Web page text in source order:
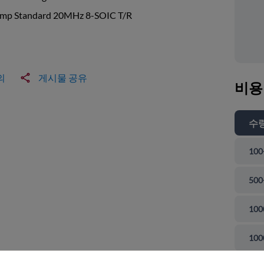
Standard 20MHz 8-SOIC T/R
게시물 공유
비용
수